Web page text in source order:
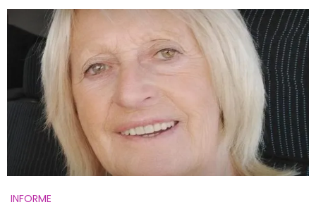
INFORME